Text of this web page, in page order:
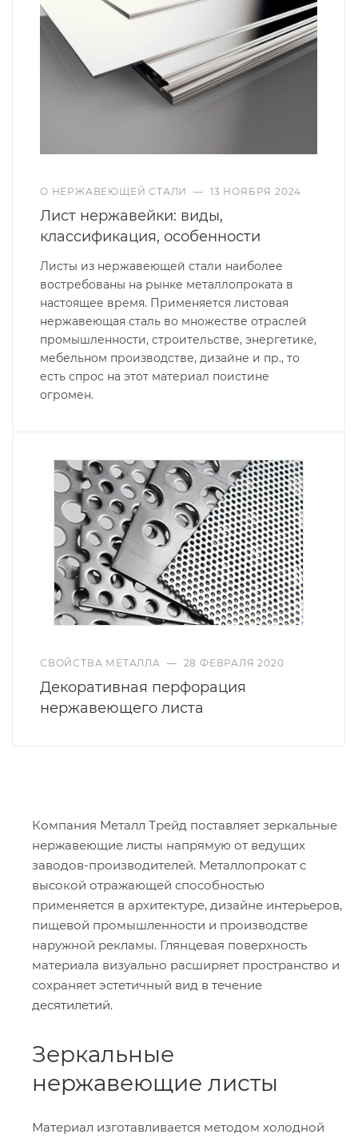
О НЕРЖАВЕЮЩЕЙ СТАЛИ — 13 НОЯБРЯ 2024
Лист нержавейки: виды,
классификация, особенности
Листы из нержавеющей стали наиболее
востребованы на рынке металлопроката в
настоящее время. Применяется листовая
нержавеющая сталь во множестве отраслей
промышленности, строительстве, энергетике,
мебельном производстве, дизайне и пр., то
есть спрос на этот материал поистине
огромен.
СВОЙСТВА МЕТАЛЛА — 28 ФЕВРАЛЯ 2020
Декоративная перфорация
нержавеющего листа
Компания Металл Трейд поставляет зеркальные
нержавеющие листы напрямую от ведущих
заводов-производителей. Металлопрокат с
высокой отражающей способностью
применяется в архитектуре, дизайне интерьеров,
пищевой промышленности и производстве
наружной рекламы. Глянцевая поверхность
материала визуально расширяет пространство и
сохраняет эстетичный вид в течение
десятилетий.
Зеркальные
нержавеющие листы
Материал изготавливается методом холодной